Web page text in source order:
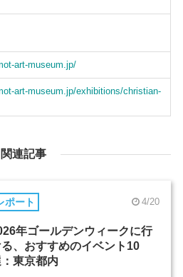
art-museum.jp/
art-museum.jp/exhibitions/christian-
関連記事
ポート 4/20
年ゴールデンウィークに行
る、おすすめのイベント10
東京都内